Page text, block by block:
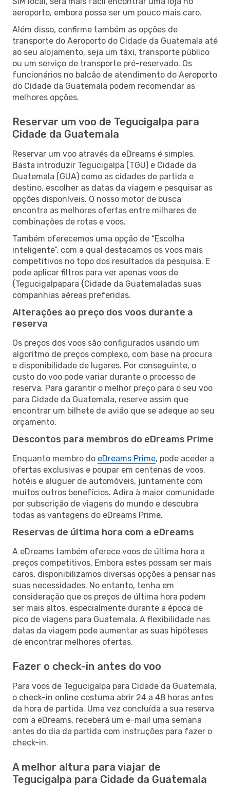
aeroporto, embora possa ser um pouco mais caro.
Além disso, confirme também as opções de
transporte do Aeroporto do Cidade da Guatemala até
ao seu alojamento, seja um táxi, transporte público
ou um serviço de transporte pré-reservado. Os
funcionários no balcão de atendimento do Aeroporto
do Cidade da Guatemala podem recomendar as
melhores opções.
Reservar um voo de Tegucigalpa para
Cidade da Guatemala
Reservar um voo através da eDreams é simples.
Basta introduzir Tegucigalpa (TGU) e Cidade da
Guatemala (GUA) como as cidades de partida e
destino, escolher as datas da viagem e pesquisar as
opções disponíveis. O nosso motor de busca
encontra as melhores ofertas entre milhares de
combinações de rotas e voos.
Também oferecemos uma opção de “Escolha
inteligente”, com a qual destacamos os voos mais
competitivos no topo dos resultados da pesquisa. E
pode aplicar filtros para ver apenas voos de
{Tegucigalpapara {Cidade da Guatemaladas suas
companhias aéreas preferidas.
Alterações ao preço dos voos durante a
reserva
Os preços dos voos são configurados usando um
algoritmo de preços complexo, com base na procura
e disponibilidade de lugares. Por conseguinte, o
custo do voo pode variar durante o processo de
reserva. Para garantir o melhor preço para o seu voo
para Cidade da Guatemala, reserve assim que
encontrar um bilhete de avião que se adeque ao seu
orçamento.
Descontos para membros do eDreams Prime
Enquanto membro do eDreams Prime, pode aceder a
ofertas exclusivas e poupar em centenas de voos,
hotéis e aluguer de automóveis, juntamente com
muitos outros benefícios. Adira à maior comunidade
por subscrição de viagens do mundo e descubra
todas as vantagens do eDreams Prime.
Reservas de última hora com a eDreams
A eDreams também oferece voos de última hora a
preços competitivos. Embora estes possam ser mais
caros, disponibilizamos diversas opções a pensar nas
suas necessidades. No entanto, tenha em
consideração que os preços de última hora podem
ser mais altos, especialmente durante a época de
pico de viagens para Guatemala. A flexibilidade nas
datas da viagem pode aumentar as suas hipóteses
de encontrar melhores ofertas.
Fazer o check-in antes do voo
Para voos de Tegucigalpa para Cidade da Guatemala,
o check-in online costuma abrir 24 a 48 horas antes
da hora de partida. Uma vez concluída a sua reserva
com a eDreams, receberá um e-mail uma semana
antes do dia da partida com instruções para fazer o
check-in.
A melhor altura para viajar de
Tegucigalpa para Cidade da Guatemala